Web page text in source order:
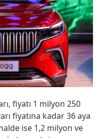
fiyatı 1 milyon 250
fiyatına kadar 36 aya
ise 1,2 milyon ve